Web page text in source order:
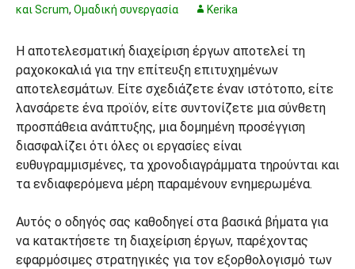
και Scrum, Ομαδική συνεργασία Kerika
Η αποτελεσματική διαχείριση έργων αποτελεί τη
ραχοκοκαλιά για την επίτευξη επιτυχημένων
αποτελεσμάτων. Είτε σχεδιάζετε έναν ιστότοπο, είτε
λανσάρετε ένα προϊόν, είτε συντονίζετε μια σύνθετη
προσπάθεια ανάπτυξης, μια δομημένη προσέγγιση
διασφαλίζει ότι όλες οι εργασίες είναι
ευθυγραμμισμένες, τα χρονοδιαγράμματα τηρούνται και
τα ενδιαφερόμενα μέρη παραμένουν ενημερωμένα.
Αυτός ο οδηγός σας καθοδηγεί στα βασικά βήματα για
να κατακτήσετε τη διαχείριση έργων, παρέχοντας
εφαρμόσιμες στρατηγικές για τον εξορθολογισμό των